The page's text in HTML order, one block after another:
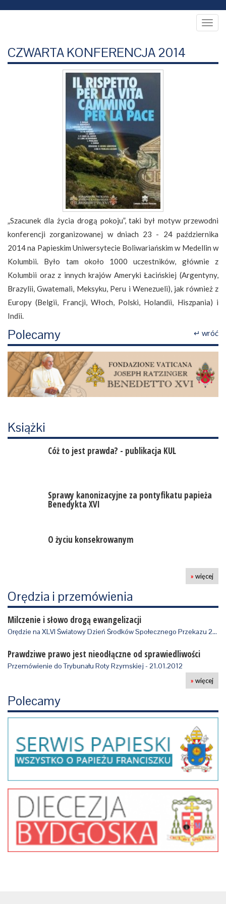
CZWARTA KONFERENCJA 2014
„Szacunek dla życia drogą pokoju”, taki był motyw przewodni
konferencji zorganizowanej w dniach 23 - 24 października
2014 na Papieskim Uniwersytecie Boliwariańskim w Medellin w
Kolumbii. Było tam około 1000 uczestników, głównie z
Kolumbii oraz z innych krajów Ameryki Łacińskiej (Argentyny,
Brazylii, Gwatemali, Meksyku, Peru i Wenezueli), jak również z
Europy (Belgii, Francji, Włoch, Polski, Holandii, Hiszpania) i
Indii.
↵ wróć
Polecamy
Książki
Cóż to jest prawda? - publikacja KUL
Sprawy kanonizacyjne za pontyfikatu papieża
Benedykta XVI
O życiu konsekrowanym
» więcej
Orędzia i przemówienia
Milczenie i słowo drogą ewangelizacji
Orędzie na XLVI Światowy Dzień Środków Społecznego Przekazu 2012 r, wydane 24.0…
Prawdziwe prawo jest nieodłączne od sprawiedliwości
Przemówienie do Trybunału Roty Rzymskiej - 21.01.2012
» więcej
Polecamy